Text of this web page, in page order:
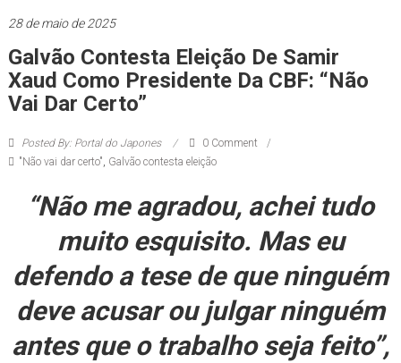
28 de maio de 2025
Galvão Contesta Eleição De Samir
Xaud Como Presidente Da CBF: “Não
Vai Dar Certo”
Posted By: Portal do Japones
0 Comment
"Não vai dar certo", Galvão contesta eleição
“Não me agradou, achei tudo
muito esquisito. Mas eu
defendo a tese de que ninguém
deve acusar ou julgar ninguém
antes que o trabalho seja feito”,